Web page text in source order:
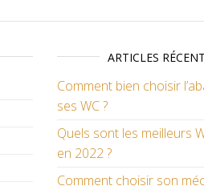
ARTICLES
Comment bien choisir
ses WC ?
Quels sont les meilleurs
en 2022 ?
Comment choisir son